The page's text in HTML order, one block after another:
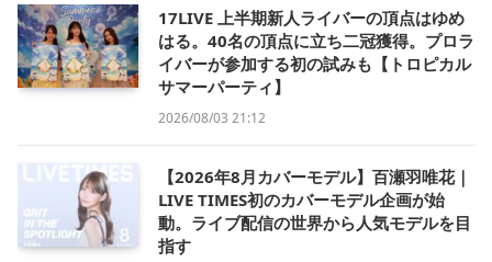
17LIVE 上半期新人ライバーの頂点はゆめ
はる。40名の頂点に立ち二冠獲得。プロラ
イバーが参加する初の試みも【トロピカル
サマーパーティ】
2026/08/03 21:12
【2026年8月カバーモデル】百瀬羽唯花｜
LIVE TIMES初のカバーモデル企画が始
動。ライブ配信の世界から人気モデルを目
指す